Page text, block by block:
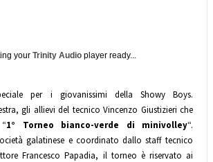
your Trinity Audioplayer ready...
per i giovanissimi della Showy Boys.
gli allievi del tecnico Vincenzo Giustizieri che
1° Torneo bianco-verde di minivolley“.
galatinese e coordinato dallo staff tecnico
Francesco Papadia, il torneo è riservato ai